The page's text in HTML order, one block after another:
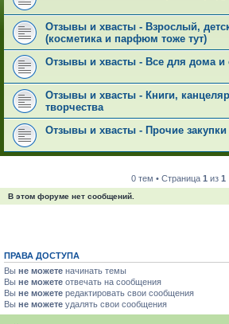
Отзывы и хвасты - Взрослый,
(косметика и парфюм тоже тут)
Отзывы и хвасты - Все для дома и
Отзывы и хвасты - Книги,
творчества
Отзывы и хвасты - Прочие закупки
0 тем • Страница 1 из 1
В этом форуме нет сообщений.
ПРАВА ДОСТУПА
Вы не можете начинать темы
Вы не можете отвечать на сообщения
Вы не можете редактировать свои сообщения
Вы не можете удалять свои сообщения